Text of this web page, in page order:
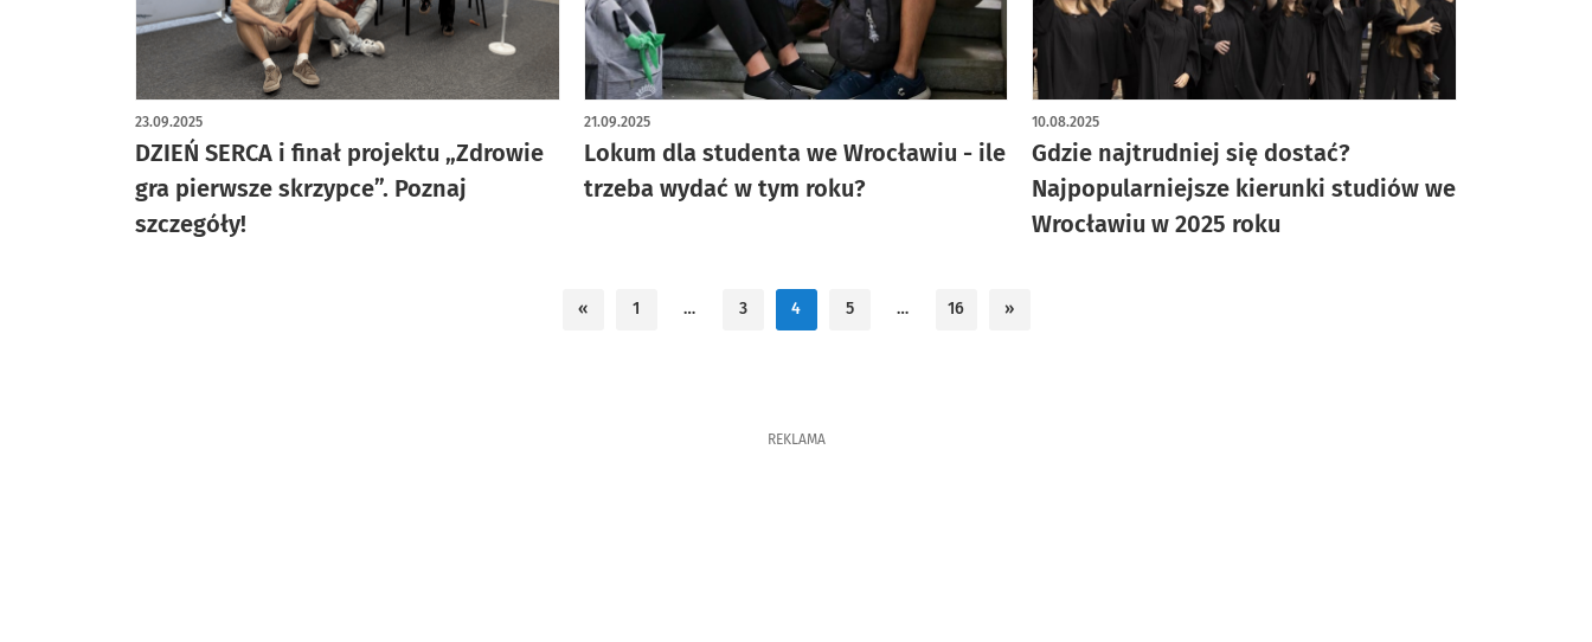
DZIEŃ SERCA i finał projektu „Zdrowie
gra pierwsze skrzypce”. Poznaj
szczegóły!
23.09.2025
Lokum dla studenta we Wrocławiu - ile
trzeba wydać w tym roku?
21.09.2025
Gdzie najtrudniej się dostać?
Najpopularniejsze kierunki studiów we
Wrocławiu w 2025 roku
10.08.2025
« 1 … 3 4 5 … 16 »
REKLAMA